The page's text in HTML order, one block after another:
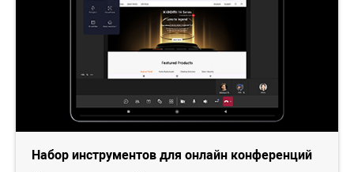
Набор инструментов для онлайн конференций